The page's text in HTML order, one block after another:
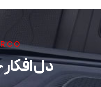
دل